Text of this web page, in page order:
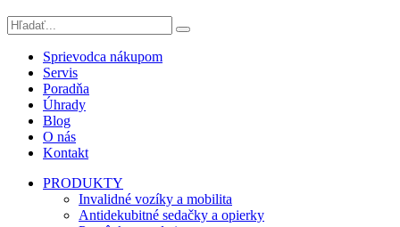
Sprievodca nákupom
Servis
Poradňa
Úhrady
Blog
O nás
Kontakt
PRODUKTY
Invalidné vozíky a mobilita
Antidekubitné sedačky a opierky